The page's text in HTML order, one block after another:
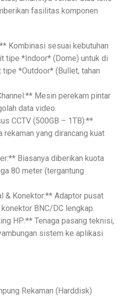
fasilitas komponen
Kombinasi sesuai kebutuhan
tipe *Indoor* (Dome) untuk di
tipe *Outdoor* (Bullet, tahan
Mesin perekam pintar
data video.
CCTV (500GB – 1TB):**
rekaman yang dirancang kuat
Biasanya diberikan kuota
80 meter (tergantung
& Konektor:** Adaptor pusat
BNC/DC lengkap.
HP:** Tenaga pasang teknisi,
sistem ke aplikasi
Rekaman (Harddisk)